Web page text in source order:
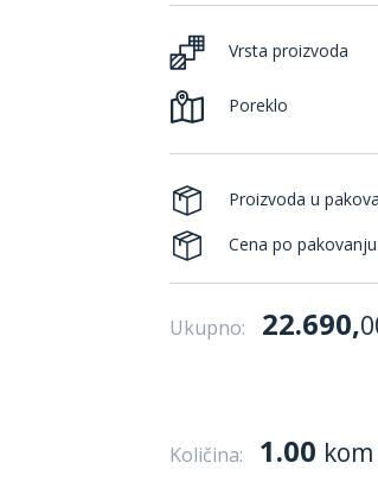
Vrsta proizvoda
Poreklo
Proizvoda u
Cena po
Ukupno: 22.690,
Količina: 1.00 kom